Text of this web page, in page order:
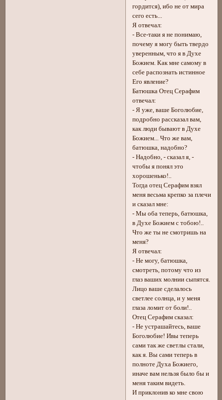
гордится), ибо не от мира
сего есть...
Я отвечал:
- Все-таки я не понимаю,
почему я могу быть твердо
уверенным, что я в Духе
Божием. Как мне самому в
себе распознать истинное
Его явление?
Батюшка Отец Серафим
отвечал:
- Я уже, ваше Боголюбие,
подробно рассказал вам,
как люди бывают в Духе
Божием... Что же вам,
батюшка, надобно?
- Надобно, - сказал я, -
чтобы я понял это
хорошенько!..
Тогда отец Серафим взял
меня весьма крепко за плечи
и сказал мне:
- Мы оба теперь, батюшка,
в Духе Божием с тобою!..
Что же ты не смотришь на
меня?
Я отвечал:
- Не могу, батюшка,
смотреть, потому что из
глаз ваших молнии сыпятся.
Лицо ваше сделалось
светлее солнца, и у меня
глаза ломит от боли!..
Отец Серафим сказал:
- Не устрашайтесь, ваше
Боголюбие! Ивы теперь
сами так же светлы стали,
как я. Вы сами теперь в
полноте Духа Божиего,
иначе вам нельзя было бы и
меня таким видеть.
И приклонив ко мне свою